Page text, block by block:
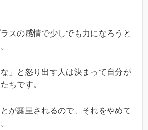
スの感情で少しでも力になろうと
な」と怒り出す人は決まって自分が
ちです。
が露呈されるので、それをやめて